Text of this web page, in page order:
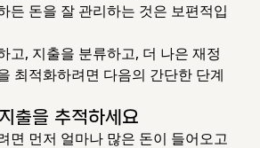
든 돈을 잘 관리하는 것은 보편적입
고, 지출을 분류하고, 더 나은 재정
최적화하려면 다음의 간단한 단계
출을 추적하세요
면 먼저 얼마나 많은 돈이 들어오고